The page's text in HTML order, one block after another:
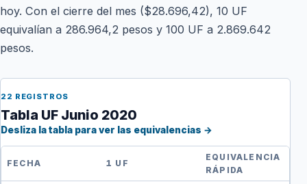
hoy. Con el cierre del mes ($28.696,42), 10 UF
equivalían a 286.964,2 pesos y 100 UF a 2.869.642
pesos.
22 REGISTROS
Tabla UF Junio 2020
Desliza la tabla para ver las equivalencias →
FECHA 1 UF
EQUIVALENCIA
RÁPIDA